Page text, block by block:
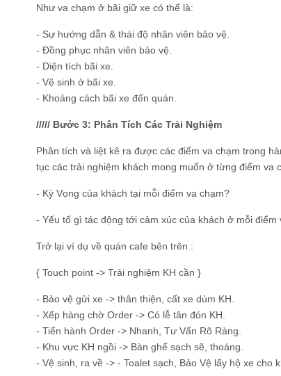
Như va chạm ở bãi giữ xe có thể là:
- Sự hướng dẫn & thái độ nhân viên bảo vệ.
- Đồng phục nhân viên bảo vệ.
- Diện tích bãi xe.
- Vệ sinh ở bãi xe.
- Khoảng cách bãi xe đến quán.
///// Bước 3: Phân Tích Các Trải Nghiệm
Phân tích và liệt kê ra được các điểm va chạm trong
tục các trải nghiệm khách mong muốn ở từng điểm va
- Kỳ Vọng của khách tại mỗi điểm va chạm?
- Yếu tố gì tác động tới cảm xúc của khách ở mỗi điểm
Trở lại ví dụ về quán cafe bên trên :
{ Touch point -> Trải nghiệm KH cần }
- Bảo vệ gửi xe -> thân thiện, cất xe dùm KH.
- Xếp hàng chờ Order -> Có lễ tân đón KH.
- Tiến hành Order -> Nhanh, Tư Vấn Rõ Ràng.
- Khu vực KH ngồi -> Bàn ghế sạch sẽ, thoáng.
- Vệ sinh, ra về -> - Toalet sạch, Bảo Vệ lấy hộ xe cho